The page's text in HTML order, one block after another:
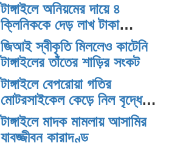
টাঙ্গাইলে অনিয়মের দায়ে ৪
ক্লিনিককে দেড় লাখ টাকা
জরিমানা
জিআই স্বীকৃতি মিললেও কাটেনি
টাঙ্গাইলের তাঁতের শাড়ির সংকট
টাঙ্গাইলে বেপরোয়া গতির
মোটরসাইকেল কেড়ে নিল বৃদ্ধের
প্রাণ
টাঙ্গাইলে মাদক মামলায় আসামির
যাবজ্জীবন কারাদণ্ড